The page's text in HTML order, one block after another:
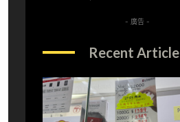
- 廣告 -
Recent